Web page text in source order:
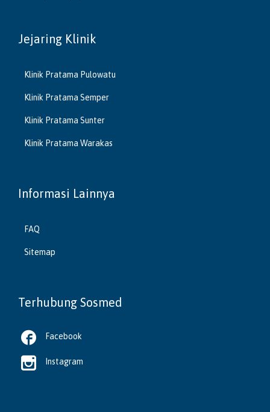
Jejaring Klinik
Klinik Pratama Pulowatu
Klinik Pratama Semper
Klinik Pratama Sunter
Klinik Pratama Warakas
Informasi Lainnya
FAQ
Sitemap
Terhubung Sosmed
 Facebook
 Instagram